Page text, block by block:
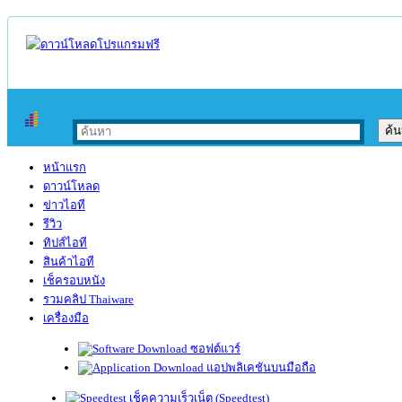
หน้าแรก
ดาวน์โหลด
ข่าวไอที
รีวิว
ทิปส์ไอที
สินค้าไอที
เช็ครอบหนัง
รวมคลิป Thaiware
เครื่องมือ
ซอฟต์แวร์
แอปพลิเคชันบนมือถือ
เช็คความเร็วเน็ต (Speedtest)